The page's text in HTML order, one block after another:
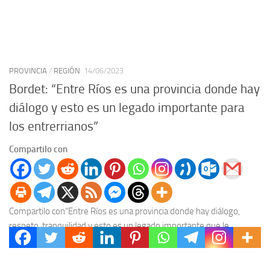
PROVINCIA / REGIÓN 14/06/2023
Bordet: “Entre Ríos es una provincia donde hay
diálogo y esto es un legado importante para
los entrerrianos”
Compartilo con
Compartilo con“Entre Ríos es una provincia donde hay diálogo,
respeto, tranquilidad y esto es un legado importante que le
dejaremos a los entrerrianos”, dijo el...